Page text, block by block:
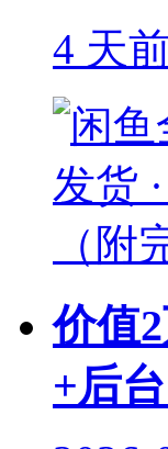
4 天
价值
+后台